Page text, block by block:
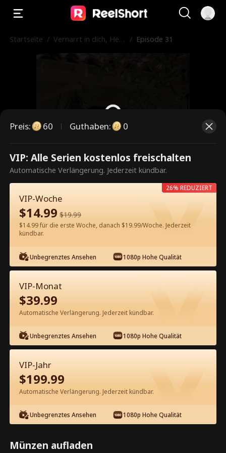
Startseite / Vernarrt in dich, Herr
/ Episode 31
Dies ist eine kostenpflichtige
Episode. Bitte entsperren, um
60 Jetzt entsperren
Kostenlos in der App ansehen
Episode 31 - Vernarrt in dich, Herr
CEO Kompletter Film
0-49 50-77
31 32 33 34 35
Preis: 60 Guthaben: 0
VIP: Alle Serien kostenlos freischalten
Automatische Verlängerung. Jederzeit kündbar.
VIP-Woche
$14.99 $19.99
$14.99 für die erste Woche, danach $19.99/Woche. Jederzeit
kündbar.
Unbegrenztes Ansehen 1080p Hohe Qualität
26% REDUZIERT
VIP-Monat
$39.99
Automatische Verlängerung. Jederzeit kündbar.
Unbegrenztes Ansehen 1080p Hohe Qualität
VIP-Jahr
$199.99
Automatische Verlängerung. Jederzeit kündbar.
Unbegrenztes Ansehen 1080p Hohe Qualität
Münzen aufladen